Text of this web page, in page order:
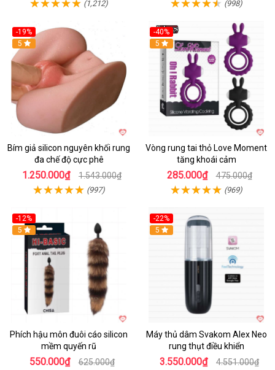
(1,212) (998)
-19%
Hot
5
Bím giả silicon nguyên khối rung
đa chế độ cực phê
1.250.000₫ 1.543.000₫
(997)
-40%
5
Vòng rung tai thỏ Love Moment
tăng khoái cảm
285.000₫ 475.000₫
(969)
-12%
Hot
5
Phích hậu môn đuôi cáo silicon
mềm quyến rũ
550.000₫ 625.000₫
-22%
5
Máy thủ dâm Svakom Alex Neo
rung thụt điều khiển
3.550.000₫ 4.551.000₫